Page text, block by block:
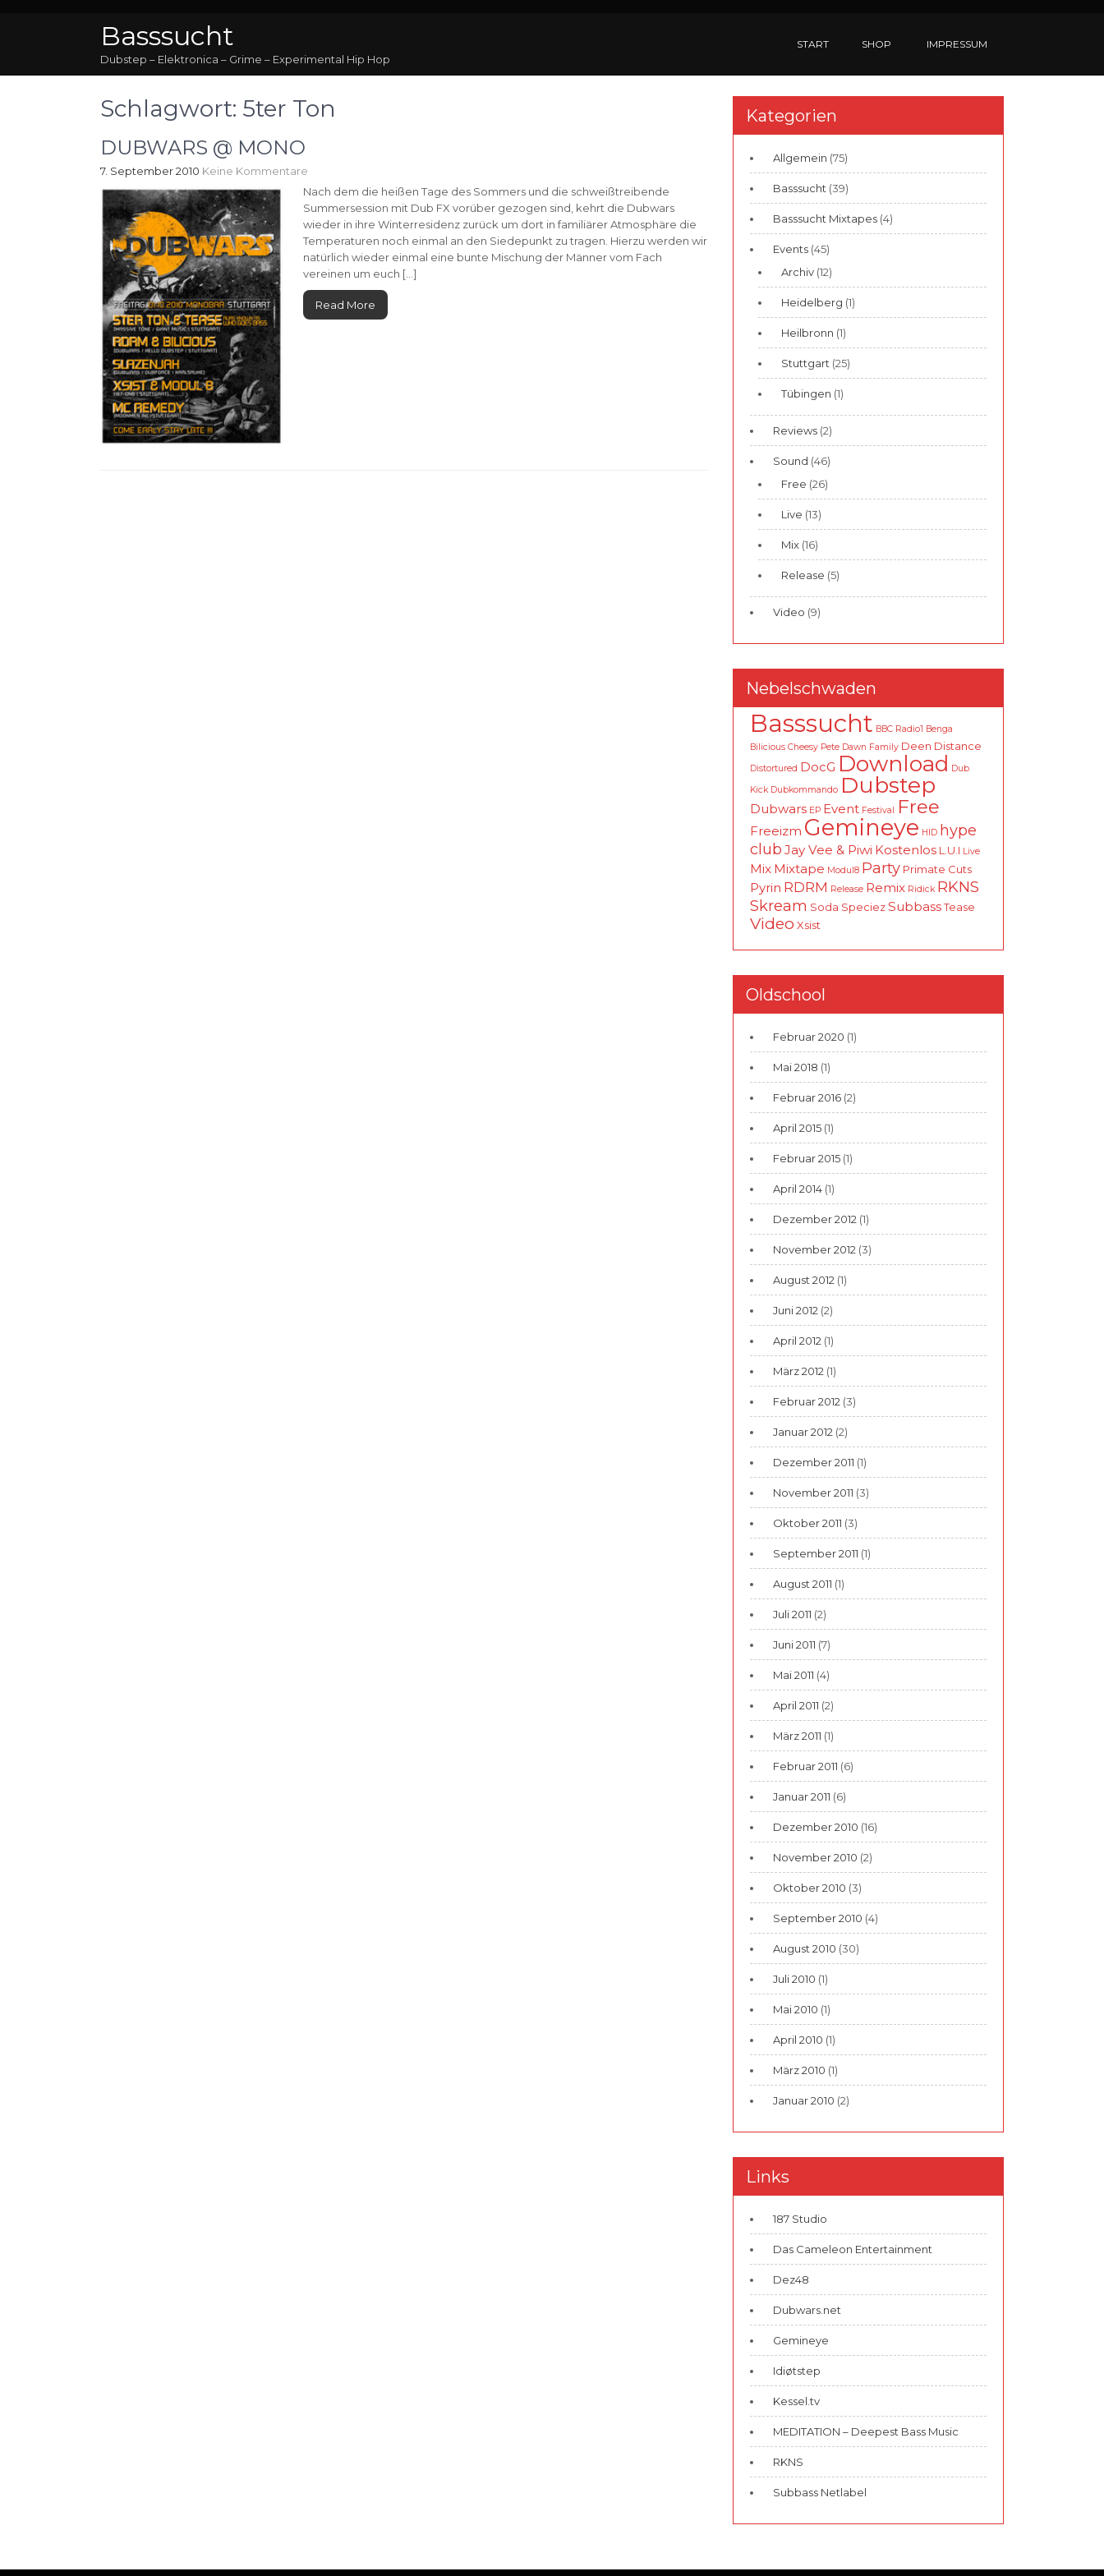
Basssucht
Dubstep – Elektronica – Grime – Experimental Hip Hop
START SHOP IMPRESSUM
Schlagwort: 5ter Ton
DUBWARS @ MONO
7. September 2010 Keine Kommentare
Nach dem die heißen Tage des Sommers und die schweißtreibende
Summersession mit Dub FX vorüber gezogen sind, kehrt die Dubwars
wieder in ihre Winterresidenz zurück um dort in familiärer Atmosphäre die
Temperaturen noch einmal an den Siedepunkt zu tragen. Hierzu werden wir
natürlich wieder einmal eine bunte Mischung der Männer vom Fach
vereinen um euch […]
Read More
Kategorien
Allgemein (75)
Basssucht (39)
Basssucht Mixtapes (4)
Events (45)
Archiv (12)
Heidelberg (1)
Heilbronn (1)
Stuttgart (25)
Tübingen (1)
Reviews (2)
Sound (46)
Free (26)
Live (13)
Mix (16)
Release (5)
Video (9)
Nebelschwaden
Basssucht BBC Radio1 Benga
Bilicious Cheesy Pete Dawn Family Deen Distance
Distortured DocG Download Dub
Kick Dubkommando Dubstep
Dubwars EP Event Festival Free
Freeizm Gemineye HID hype
club Jay Vee & Piwi Kostenlos L.U.I Live
Mix Mixtape Modul8 Party Primate Cuts
Pyrin RDRM Release Remix Ridick RKNS
Skream Soda SpeciezSubbassTease
Video Xsist
Oldschool
Februar 2020 (1)
Mai 2018 (1)
Februar 2016 (2)
April 2015 (1)
Februar 2015 (1)
April 2014 (1)
Dezember 2012 (1)
November 2012 (3)
August 2012 (1)
Juni 2012 (2)
April 2012 (1)
März 2012 (1)
Februar 2012 (3)
Januar 2012 (2)
Dezember 2011 (1)
November 2011 (3)
Oktober 2011 (3)
September 2011 (1)
August 2011 (1)
Juli 2011 (2)
Juni 2011 (7)
Mai 2011 (4)
April 2011 (2)
März 2011 (1)
Februar 2011 (6)
Januar 2011 (6)
Dezember 2010 (16)
November 2010 (2)
Oktober 2010 (3)
September 2010 (4)
August 2010 (30)
Juli 2010 (1)
Mai 2010 (1)
April 2010 (1)
März 2010 (1)
Januar 2010 (2)
Links
187 Studio
Das Cameleon Entertainment
Dez48
Dubwars.net
Gemineye
Idiøtstep
Kessel.tv
MEDITATION – Deepest Bass Music
RKNS
Subbass Netlabel